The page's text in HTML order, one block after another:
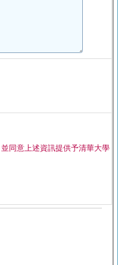
同意上述資訊提供予清華大學